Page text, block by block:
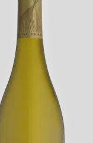
Descrivi il